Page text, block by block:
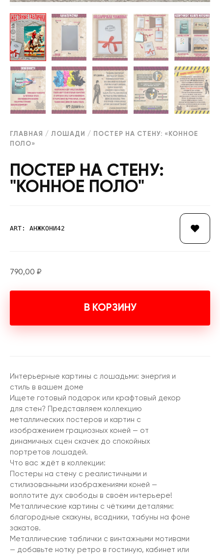
ГЛАВНАЯ / ЛОШАДИ / ПОСТЕР НА СТЕНУ: «КОННОЕ
ПОЛО»
ПОСТЕР НА СТЕНУ:
"КОННОЕ ПОЛО"
ART: АНЖКОНИ42
790,00 ₽
В КОРЗИНУ
Интерьерные картины с лошадьми: энергия и
стиль в вашем доме
Ищете готовый подарок или крафтовый декор
для стен? Представляем коллекцию
металлических постеров и картин с
изображением грациозных коней — от
динамичных сцен скачек до спокойных
портретов лошадей.
Что вас ждёт в коллекции:
Постеры на стену с реалистичными и
стилизованными изображениями коней —
воплотите дух свободы в своём интерьере!
Металлические картины с чёткими деталями:
благородные скакуны, всадники, табуны на фоне
закатов.
Металлические таблички с винтажными мотивами
— добавьте нотку ретро в гостиную, кабинет или